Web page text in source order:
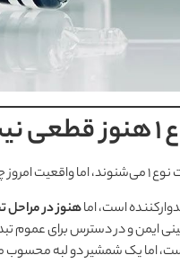
چیست؟
است، اماهنوز در مراحل
ایمن و در دسترس برای عموم
اما یک شمشیر دو لبه